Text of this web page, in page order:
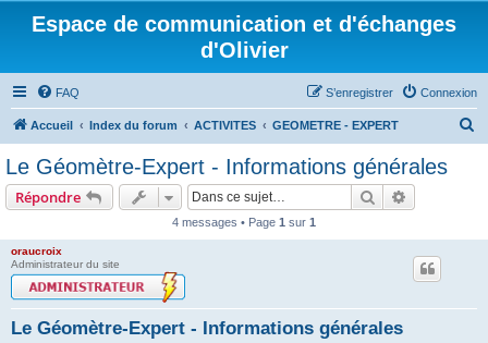
Espace de communication et d'échanges
d'Olivier
FAQ Connexion
S’enregistrer
Accueil Index du forum ACTIVITES GEOMETRE - EXPERT
h
Le Géomètre-Expert - Informations générales
Répondre Rechercher
4 messages • Page 1 sur 1
oraucroix
Administrateur du site
Le Géomètre-Expert - Informations générales